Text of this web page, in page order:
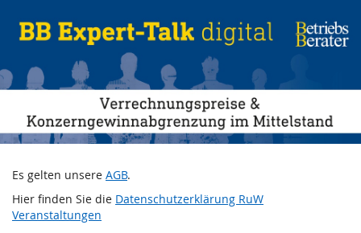
Haupt-
springen
BB
Expert-
Talk
Verrechnungspreise
&
im
Es gelten unsere AGB.
Hier finden Sie die Datenschutzerklärung RuW
Veranstaltungen